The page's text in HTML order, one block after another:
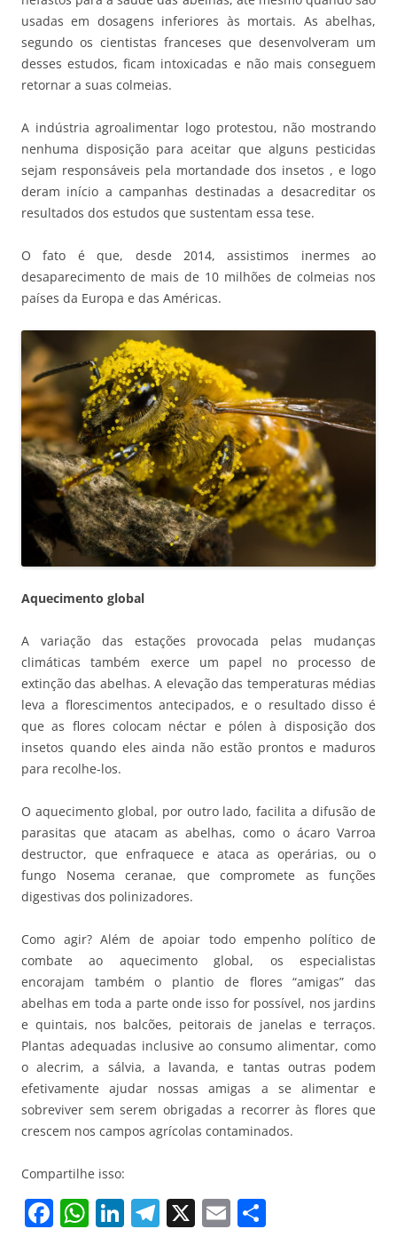
usadas em dosagens inferiores às mortais. As abelhas,
segundo os cientistas franceses que desenvolveram um
desses estudos, ficam intoxicadas e não mais conseguem
retornar a suas colmeias.
A indústria agroalimentar logo protestou, não mostrando
nenhuma disposição para aceitar que alguns pesticidas
sejam responsáveis pela mortandade dos insetos , e logo
deram início a campanhas destinadas a desacreditar os
resultados dos estudos que sustentam essa tese.
O fato é que, desde 2014, assistimos inermes ao
desaparecimento de mais de 10 milhões de colmeias nos
países da Europa e das Américas.
Aquecimento global
A variação das estações provocada pelas mudanças
climáticas também exerce um papel no processo de
extinção das abelhas. A elevação das temperaturas médias
leva a florescimentos antecipados, e o resultado disso é
que as flores colocam néctar e pólen à disposição dos
insetos quando eles ainda não estão prontos e maduros
para recolhe-los.
O aquecimento global, por outro lado, facilita a difusão de
parasitas que atacam as abelhas, como o ácaro Varroa
destructor, que enfraquece e ataca as operárias, ou o
fungo Nosema ceranae, que compromete as funções
digestivas dos polinizadores.
Como agir? Além de apoiar todo empenho político de
combate ao aquecimento global, os especialistas
encorajam também o plantio de flores “amigas” das
abelhas em toda a parte onde isso for possível, nos jardins
e quintais, nos balcões, peitorais de janelas e terraços.
Plantas adequadas inclusive ao consumo alimentar, como
o alecrim, a sálvia, a lavanda, e tantas outras podem
efetivamente ajudar nossas amigas a se alimentar e
sobreviver sem serem obrigadas a recorrer às flores que
crescem nos campos agrícolas contaminados.
Compartilhe isso:
F W Li T X E